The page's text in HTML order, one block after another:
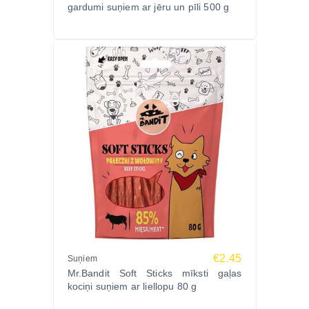
gardumi suņiem ar jēru un pīli 500 g
Suņiem €2.45
Mr.Bandit Soft Sticks mīksti gaļas
kociņi suņiem ar liellopu 80 g